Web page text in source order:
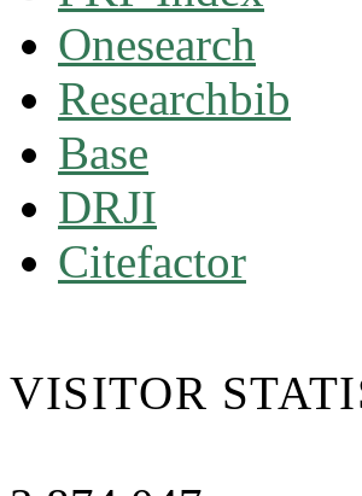
Onesearch
Researchbib
Base
DRJI
Citefactor
VISITOR